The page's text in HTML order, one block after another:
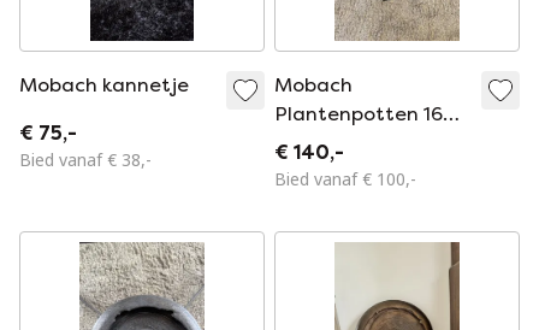
Mobach kannetje
€ 75,-
Bied vanaf € 38,-
Mobach
Plantenpotten 16
Cm 21 Cm En 36,5
Cm
€ 140,-
Bied vanaf € 100,-